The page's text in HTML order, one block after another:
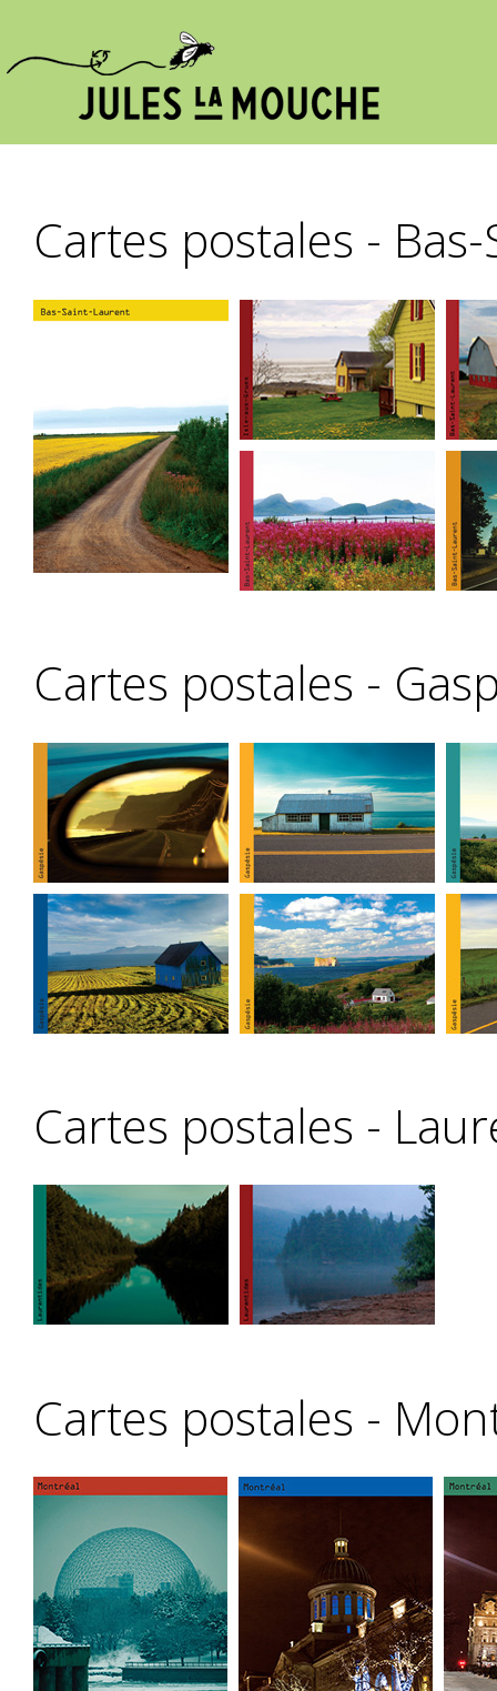
Cartes postales -
Cartes postales -
Cartes postales -
Cartes postales -